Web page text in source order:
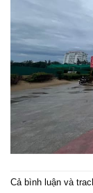
Cả bình luận và